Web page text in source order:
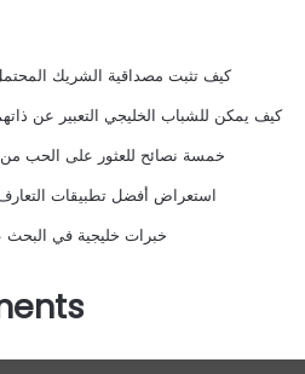
كيف تثبت مصداقية الشريك
كيف يمكن للشباب الخليجي التعبير عن
خمسة نصائح للعثور على الحب من
استعراض أفضل تطبيقات
خبرات خليجية في البحث